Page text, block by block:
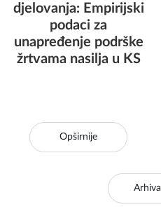
djelovanja: Empirijski
podaci za
unapređenje podrške
žrtvama nasilja u KS
Opširnije
Arhiva